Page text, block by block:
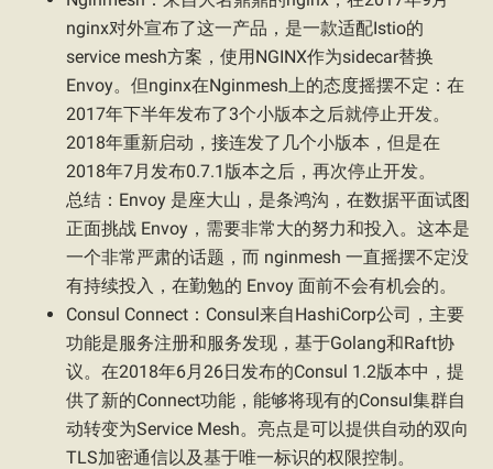
nginx对外宣布了这一产品，是一款适配Istio的
service mesh方案，使用NGINX作为sidecar替换
Envoy。但nginx在Nginmesh上的态度摇摆不定：在
2017年下半年发布了3个小版本之后就停止开发。
2018年重新启动，接连发了几个小版本，但是在
2018年7月发布0.7.1版本之后，再次停止开发。
总结：Envoy 是座大山，是条鸿沟，在数据平面试图
正面挑战 Envoy，需要非常大的努力和投入。这本是
一个非常严肃的话题，而 nginmesh 一直摇摆不定没
有持续投入，在勤勉的 Envoy 面前不会有机会的。
Consul Connect：Consul来自HashiCorp公司，主要
功能是服务注册和服务发现，基于Golang和Raft协
议。在2018年6月26日发布的Consul 1.2版本中，提
供了新的Connect功能，能够将现有的Consul集群自
动转变为Service Mesh。亮点是可以提供自动的双向
TLS加密通信以及基于唯一标识的权限控制。